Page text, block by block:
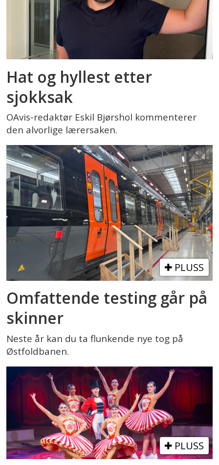
Hat og hyllest etter
sjokksak
OAvis-redaktør Eskil Bjørshol kommenterer
den alvorlige lærersaken.
PLUSS
Omfattende testing går på
skinner
Neste år kan du ta flunkende nye tog på
Østfoldbanen.
PLUSS